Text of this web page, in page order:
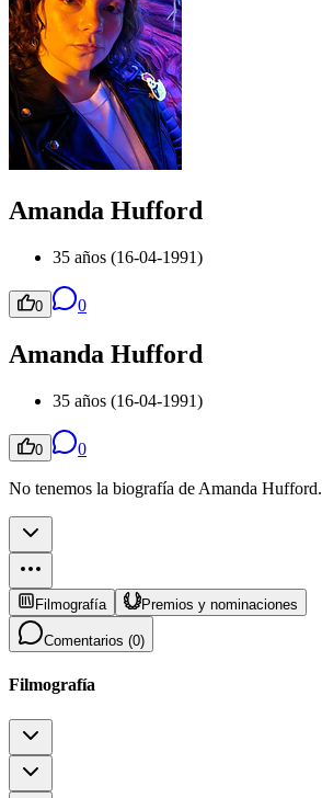
Amanda Hufford
35 años (16-04-1991)
0 0
Amanda Hufford
35 años (16-04-1991)
0 0
No tenemos la biografía de Amanda Hufford.
Filmografía Premios y nominaciones
Comentarios (0)
Filmografía